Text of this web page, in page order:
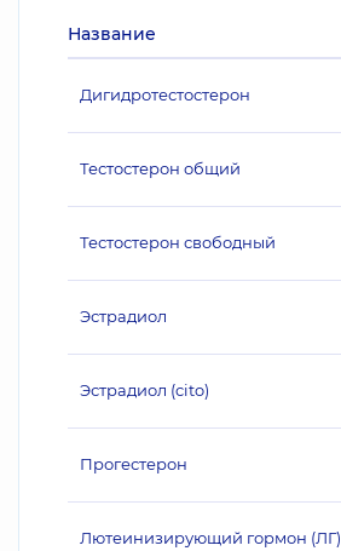
Название
Дигидротестостерон
Тестостерон общий
Тестостерон свободный
Эстрадиол
Эстрадиол (cito)
Прогестерон
Лютеинизирующий гормон (ЛГ)